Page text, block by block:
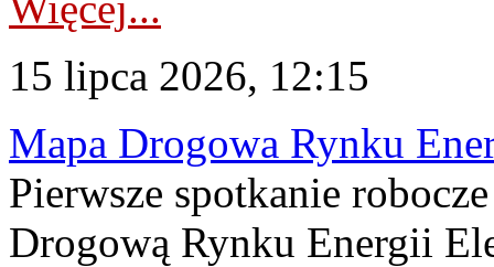
15 lipca 2026, 12:15
Mapa Drogowa Rynku
Pierwsze spotkanie
Drogową Rynku Energii